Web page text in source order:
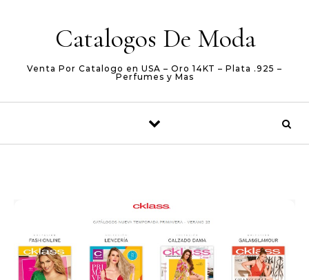
Catalogos De Moda
Venta Por Catalogo en USA – Oro 14KT – Plata .925 –
Perfumes y Mas